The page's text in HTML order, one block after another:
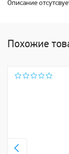
Описание
Похожие